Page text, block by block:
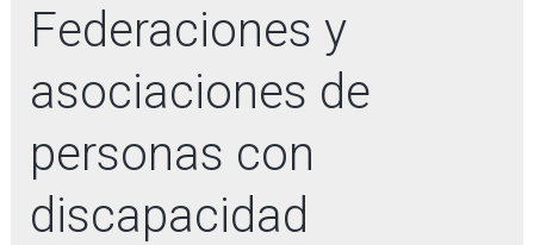
Federaciones y
asociaciones de
personas con
discapacidad